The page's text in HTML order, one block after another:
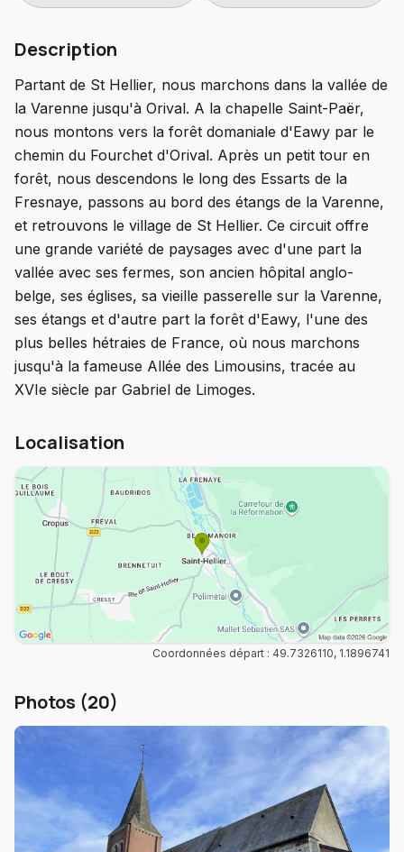
Description
Partant de St Hellier, nous marchons dans la vallée de
la Varenne jusqu'à Orival. A la chapelle Saint-Paër,
nous montons vers la forêt domaniale d'Eawy par le
chemin du Fourchet d'Orival. Après un petit tour en
forêt, nous descendons le long des Essarts de la
Fresnaye, passons au bord des étangs de la Varenne,
et retrouvons le village de St Hellier. Ce circuit offre
une grande variété de paysages avec d'une part la
vallée avec ses fermes, son ancien hôpital anglo-
belge, ses églises, sa vieille passerelle sur la Varenne,
ses étangs et d'autre part la forêt d'Eawy, l'une des
plus belles hétraies de France, où nous marchons
jusqu'à la fameuse Allée des Limousins, tracée au
XVIe siècle par Gabriel de Limoges.
Localisation
Coordonnées départ : 49.7326110, 1.1896741
Photos (20)